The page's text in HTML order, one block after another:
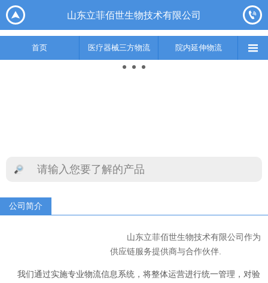
 山东立菲佰世生物技术有限公司 
首页 医疗器械三方物流 院内延伸物流 
公司简介
山东立菲佰世生物技术有限公司作为
供应链服务提供商与合作伙伴.
我们通过实施专业物流信息系统，将整体运营进行统一管理，对验

首页

医疗器械三方物流
 
实验室集成综合服务 供应链